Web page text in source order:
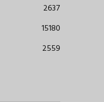
2637
15180
2559